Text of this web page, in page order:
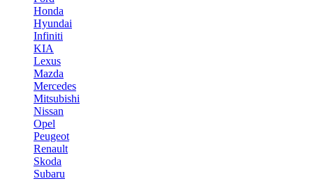
Honda
Hyundai
Infiniti
KIA
Lexus
Mazda
Mercedes
Mitsubishi
Nissan
Opel
Peugeot
Renault
Skoda
Subaru